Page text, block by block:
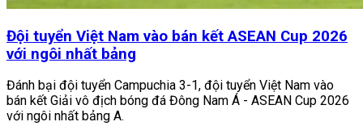
Đội tuyển Việt Nam vào bán kết ASEAN Cup 2026
với ngôi nhất bảng
Đánh bại đội tuyển Campuchia 3-1, đội tuyển Việt Nam vào
bán kết Giải vô địch bóng đá Đông Nam Á - ASEAN Cup 2026
với ngôi nhất bảng A.